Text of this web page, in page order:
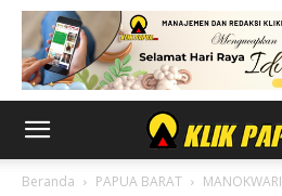
Beranda PAPUA BARAT MANOKWARI